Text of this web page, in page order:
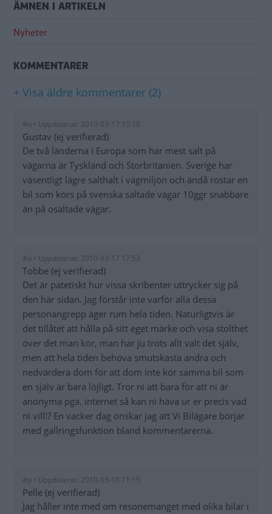
ÄMNEN I ARTIKELN
Nyheter
KOMMENTARER
+ Visa äldre kommentarer (2)
#n • Uppdaterat: 2010-03-17 15:18
Gustav (ej verifierad)
De två länderna i Europa som har mest salt på
vägarna är Tyskland och Storbritanien. Sverige har
väsentligt lägre salthalt i vägmiljön och ändå rostar en
bil som körs på svenska saltade vägar 10ggr snabbare
än på osaltade vägar.
#o • Uppdaterat: 2010-03-17 17:53
Tobbe (ej verifierad)
Det är patetiskt hur vissa skribenter uttrycker sig på
den här sidan. Jag förstår inte varför alla dessa
personangrepp äger rum hela tiden. Naturligtvis är
det tillåtet att hålla på sitt eget märke och visa stolthet
över det man kör, man har ju trots allt valt det själv,
men att hela tiden behöva smutskasta andra och
nedvärdera dom för att dom inte kör samma bil som
en själv är bara löjligt. Tror ni att bara för att ni är
anonyma pga. internet så kan ni häva ur er precis vad
ni vill!? En vacker dag önskar jag att Vi Bilägare börjar
med gallringsfunktion bland kommentarerna.
#p • Uppdaterat: 2010-03-18 11:15
Pelle (ej verifierad)
Jag håller inte med om resonemanget med olika bilar i